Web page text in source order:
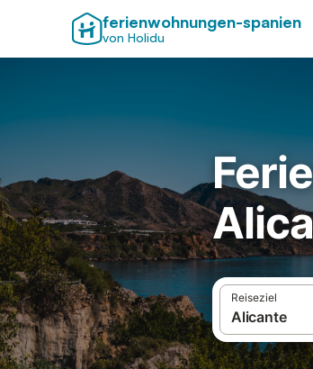
ferienwohnungen-spanien
von Holidu
Reiseziel